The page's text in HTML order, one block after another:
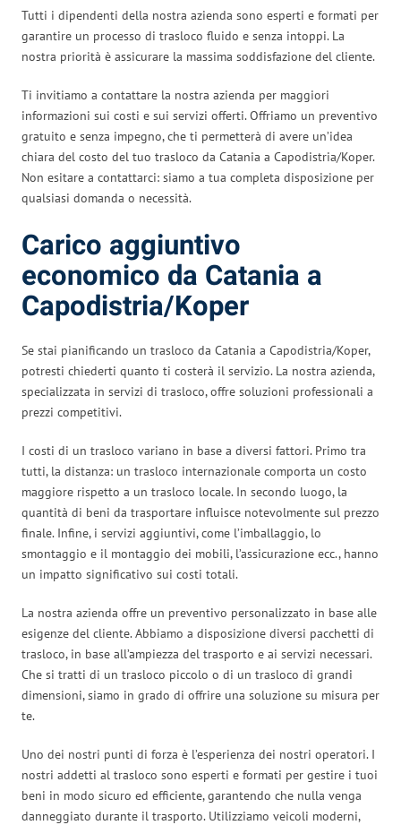
Tutti i dipendenti della nostra azienda sono esperti e formati per
garantire un processo di trasloco fluido e senza intoppi. La
nostra priorità è assicurare la massima soddisfazione del cliente.
Ti invitiamo a contattare la nostra azienda per maggiori
informazioni sui costi e sui servizi offerti. Offriamo un preventivo
gratuito e senza impegno, che ti permetterà di avere un’idea
chiara del costo del tuo trasloco da Catania a Capodistria/Koper.
Non esitare a contattarci: siamo a tua completa disposizione per
qualsiasi domanda o necessità.
Carico aggiuntivo
economico da Catania a
Capodistria/Koper
Se stai pianificando un trasloco da Catania a Capodistria/Koper,
potresti chiederti quanto ti costerà il servizio. La nostra azienda,
specializzata in servizi di trasloco, offre soluzioni professionali a
prezzi competitivi.
I costi di un trasloco variano in base a diversi fattori. Primo tra
tutti, la distanza: un trasloco internazionale comporta un costo
maggiore rispetto a un trasloco locale. In secondo luogo, la
quantità di beni da trasportare influisce notevolmente sul prezzo
finale. Infine, i servizi aggiuntivi, come l’imballaggio, lo
smontaggio e il montaggio dei mobili, l’assicurazione ecc., hanno
un impatto significativo sui costi totali.
La nostra azienda offre un preventivo personalizzato in base alle
esigenze del cliente. Abbiamo a disposizione diversi pacchetti di
trasloco, in base all’ampiezza del trasporto e ai servizi necessari.
Che si tratti di un trasloco piccolo o di un trasloco di grandi
dimensioni, siamo in grado di offrire una soluzione su misura per
te.
Uno dei nostri punti di forza è l’esperienza dei nostri operatori. I
nostri addetti al trasloco sono esperti e formati per gestire i tuoi
beni in modo sicuro ed efficiente, garantendo che nulla venga
danneggiato durante il trasporto. Utilizziamo veicoli moderni,